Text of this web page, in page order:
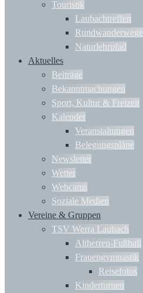
Touristik
Laubachtreffen
Rundwanderwege
Naturlehrpfad
Aktuelles
Beiträge
Bekanntmachungen
Sport, Kultur & Freizeit
Kalender
Veranstaltungen
Belegungspläne
Newsletter
Wetter
Webcams
Soziale Medien
Vereine & Gruppen
TSV Werra Laubach
Altherren-Fußball
Frauengymnastik
Reisefotos
Kinderturnen